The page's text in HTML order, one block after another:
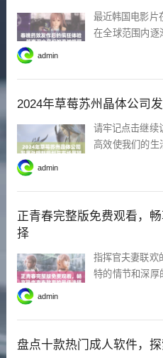
最近韩国电影片
在全球范围内逐
上线，吸引了
些精彩的电影
片，韩国电影都
admin
2024年草莓苏州晶体公司
请牢记点击继续
高效使我们的生
的网站时，总
内容可能会带来
分。 [双/产/年上
admin
正青春完整版免费观看，
择
指挥官夫妻联欢
特的情节和深厚
对指挥官夫妻
示了他们日常生
感受到紧张的战
admin
盘点十款热门成人软件，